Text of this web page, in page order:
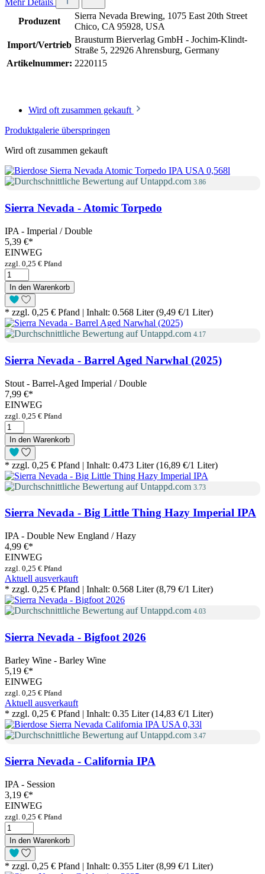
Mehr Details
Produzent
Sierra Nevada Brewing, 1075 East 20th Street
Chico, CA 95928, USA
Import/Vertrieb
Brausturm Bierverlag GmbH - Jochim-Klindt-
Straße 5, 22926 Ahrensburg, Germany
Artikelnummer: 2220115
Wird oft zusammen gekauft
Produktgalerie überspringen
Wird oft zusammen gekauft
3.86
Sierra Nevada - Atomic Torpedo
IPA - Imperial / Double
5,39 €*
EINWEG
zzgl. 0,25 € Pfand
In den Warenkorb
* zzgl. 0,25 € Pfand | Inhalt: 0.568 Liter (9,49 €/1 Liter)
4.17
Sierra Nevada - Barrel Aged Narwhal (2025)
Stout - Barrel-Aged Imperial / Double
7,99 €*
EINWEG
zzgl. 0,25 € Pfand
In den Warenkorb
* zzgl. 0,25 € Pfand | Inhalt: 0.473 Liter (16,89 €/1 Liter)
3.73
Sierra Nevada - Big Little Thing Hazy Imperial IPA
IPA - Double New England / Hazy
4,99 €*
EINWEG
zzgl. 0,25 € Pfand
Aktuell ausverkauft
* zzgl. 0,25 € Pfand | Inhalt: 0.568 Liter (8,79 €/1 Liter)
4.03
Sierra Nevada - Bigfoot 2026
Barley Wine - Barley Wine
5,19 €*
EINWEG
zzgl. 0,25 € Pfand
Aktuell ausverkauft
* zzgl. 0,25 € Pfand | Inhalt: 0.35 Liter (14,83 €/1 Liter)
3.47
Sierra Nevada - California IPA
IPA - Session
3,19 €*
EINWEG
zzgl. 0,25 € Pfand
In den Warenkorb
* zzgl. 0,25 € Pfand | Inhalt: 0.355 Liter (8,99 €/1 Liter)